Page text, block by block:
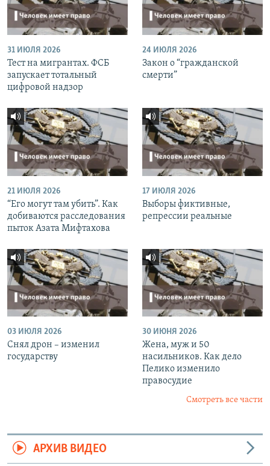
31 ИЮЛЯ 2026
Тест на мигрантах. ФСБ
запускает тотальный
цифровой надзор
24 ИЮЛЯ 2026
Закон о “гражданской
смерти”
21 ИЮЛЯ 2026
“Его могут там убить”. Как
добиваются расследования
пыток Азата Мифтахова
17 ИЮЛЯ 2026
Выборы фиктивные,
репрессии реальные
03 ИЮЛЯ 2026
Снял дрон – изменил
государству
30 ИЮНЯ 2026
Жена, муж и 50
насильников. Как дело
Пелико изменило
правосудие
Смотреть все части
АРХИВ ВИДЕО